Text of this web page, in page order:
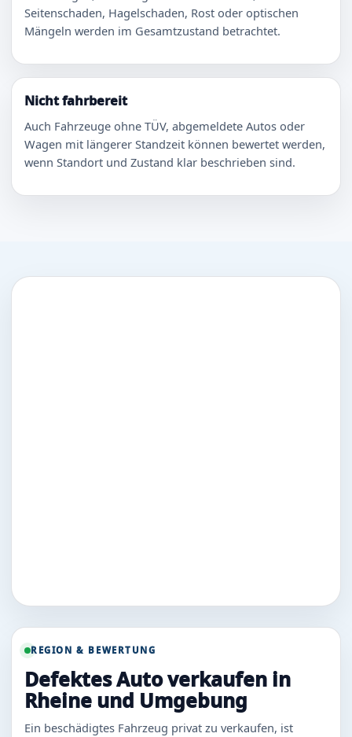
Seitenschaden, Hagelschaden, Rost oder optischen
Mängeln werden im Gesamtzustand betrachtet.
Nicht fahrbereit
Auch Fahrzeuge ohne TÜV, abgemeldete Autos oder
Wagen mit längerer Standzeit können bewertet werden,
wenn Standort und Zustand klar beschrieben sind.
REGION & BEWERTUNG
Defektes Auto verkaufen in
Rheine und Umgebung
Ein beschädigtes Fahrzeug privat zu verkaufen, ist